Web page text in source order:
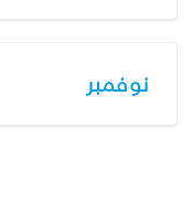
نوفمبر